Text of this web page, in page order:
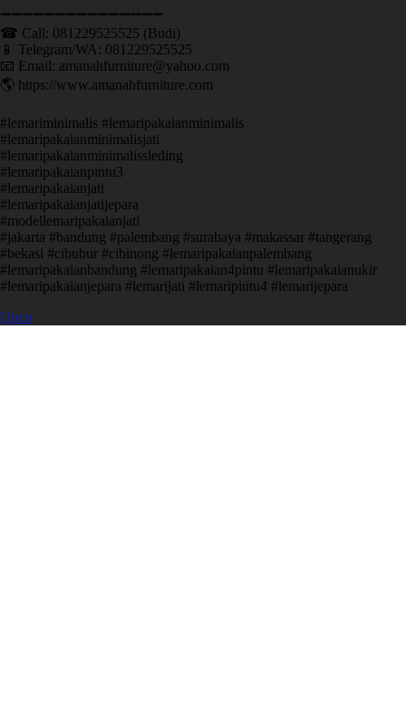
➖➖➖➖➖➖➖➖➖➖➖➖➖➖➖ ㅤ
☎ Call: 081229525525 (Budi)
📱 Telegram/WA: 081229525525
📧 Email: amanahfurniture@yahoo.com
🌎 https://www.amanahfurniture.com
#lemariminimalis #lemaripakaianminimalis
#lemaripakaianminimalisjati
#lemaripakaianminimalissleding
#lemaripakaianpintu3
#lemaripakaianjati
#lemaripakaianjatijepara
#modellemaripakaianjati
#jakarta #bandung #palembang #surabaya #makassar #tangerang
#bekasi #cibubur #cibinong #lemaripakaianpalembang
#lemaripakaianbandung #lemaripakaian4pintu #lemaripakaianukir
#lemaripakaianjepara #lemarijati #lemaripintu4 #lemarijepara
Open